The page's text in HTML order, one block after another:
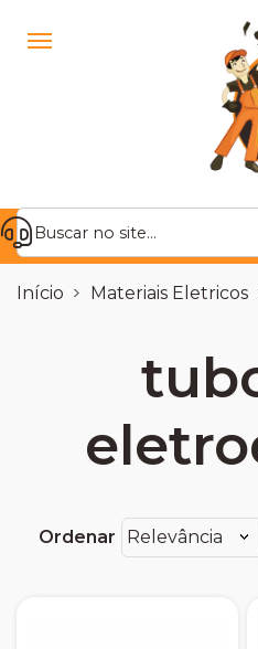
Início Materiais Eletricos
Ordenar Relevância